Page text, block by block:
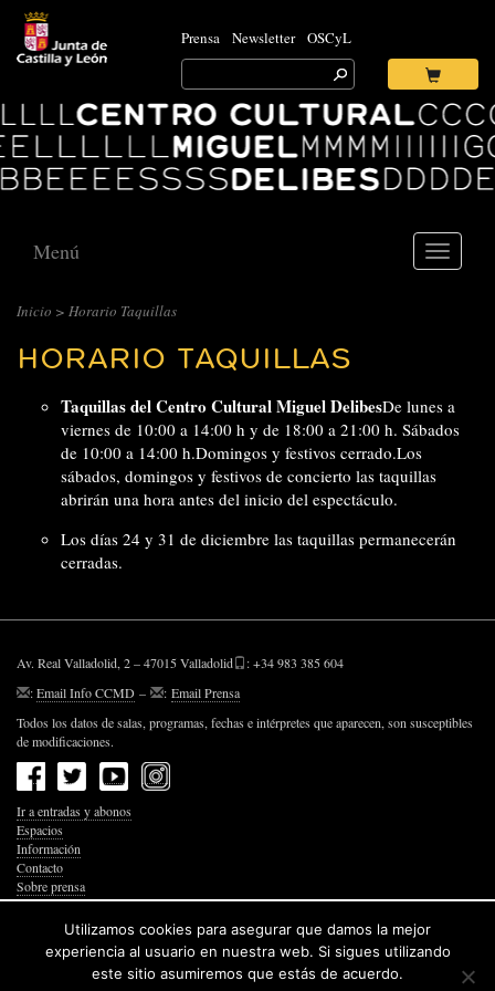
Prensa Newsletter OSCyL
Search
for:
Ok
Centro
Cultural
Miguel
Delibes
Toggle
Menú
Inicio > Horario Taquillas
HORARIO TAQUILLAS
Taquillas del Centro Cultural Miguel DelibesDe lunes a
viernes de 10:00 a 14:00 h y de 18:00 a 21:00 h. Sábados
de 10:00 a 14:00 h.Domingos y festivos cerrado.Los
sábados, domingos y festivos de concierto las taquillas
abrirán una hora antes del inicio del espectáculo.
Los días 24 y 31 de diciembre las taquillas permanecerán
cerradas.
Av. Real Valladolid, 2 – 47015 Valladolid
: +34 983 385 604
:Email Info CCMD – : Email Prensa
Todos los datos de salas, programas, fechas e intérpretes que aparecen, son susceptibles
de modificaciones.
Ir a entradas y abonos
Espacios
Información
Contacto
Sobre prensa
Política de Privacidad
Política de Cookies
Accesibilidad Web
Utilizamos cookies para asegurar que damos la mejor
experiencia al usuario en nuestra web. Si sigues utilizando
este sitio asumiremos que estás de acuerdo.